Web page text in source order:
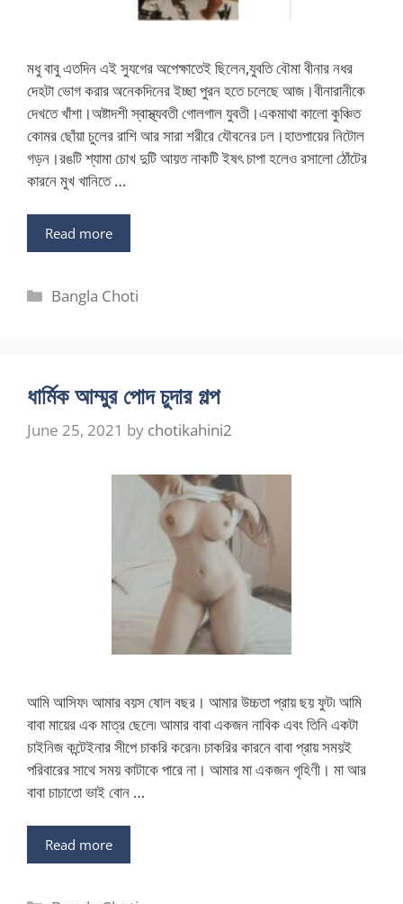
মধু বাবু এতদিন এই সুযগের অপেক্ষাতেই ছিলেন,যুবতি বৌমা বীনার নধর
দেহটা ভোগ করার অনেকদিনের ইচ্ছা পুরন হতে চলেছে আজ।বীনারানীকে
দেখতে খাঁশা।অষ্টাদশী স্বাস্থ্যবতী গোলগাল যুবতী।একমাথা কালো কুঞ্চিত
কোমর ছোঁয়া চুলের রাশি আর সারা শরীরে যৌবনের ঢল।হাতপায়ের নিটোল
গড়ন।রঙটি শ্যামা চোখ দুটি আয়ত নাকটি ইষৎ চাপা হলেও রসালো ঠোঁটের
কারনে মুখ খানিতে …
Read more
Categories
Bangla Choti
ধার্মিক আম্মুর পোদ চুদার গল্প
June 25, 2021 by chotikahini2
আমি আসিফ৷ আমার বয়স ষোল বছর। আমার উচ্চতা প্রায় ছয় ফুট৷ আমি
বাবা মায়ের এক মাত্র ছেলে৷ আমার বাবা একজন নাবিক এবং তিনি একটা
চাইনিজ কন্টেইনার সীপে চাকরি করেন৷ চাকরির কারনে বাবা প্রায় সময়ই
পরিবারের সাথে সময় কাটাকে পারে না। আমার মা একজন গৃহিণী। মা আর
বাবা চাচাতো ভাই বোন …
Read more